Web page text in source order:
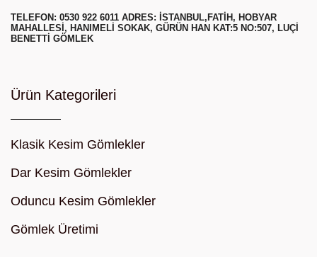
TELEFON: 0530 922 6011 ADRES: ISTANBUL,FATIH, HOBYAR
MAHALLESI, HANIMELI SOKAK, GÜRÜN HAN KAT:5 NO:507, LUÇI
BENETTI GÖMLEK
Ürün Kategorileri
Klasik Kesim Gömlekler
Dar Kesim Gömlekler
Oduncu Kesim Gömlekler
Gömlek Üretimi